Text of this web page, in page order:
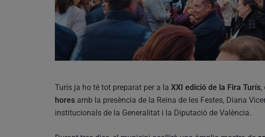
Turís ja ho té tot preparat per a la XXI edició de la Fira Turís,
hores amb la presència de la Reina de les Festes, Diana
institucionals de la Generalitat i la Diputació de València.